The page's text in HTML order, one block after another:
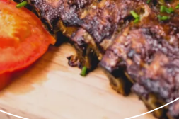
shoarmaschotels tot